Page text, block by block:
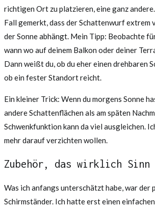
richtigen Ort zu platzieren, eine ganz andere.
Fall gemerkt, dass der Schattenwurf extrem
der Sonne abhängt. Mein Tipp: Beobachte
wann wo auf deinem Balkon oder deiner
Dann weißt du, ob du eher einen drehbaren
ob ein fester Standort reicht.
Ein kleiner Trick: Wenn du morgens Sonne
andere Schattenflächen als am späten
Schwenkfunktion kann da viel ausgleichen.
mehr darauf verzichten wollen.
Zubehör, das wirklich
Was ich anfangs unterschätzt habe, war der
Schirmständer. Ich hatte erst einen